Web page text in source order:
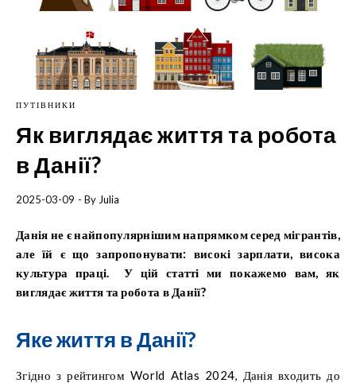
ПУТІВНИКИ
Як виглядає життя та робота
в Данії?
2025-03-09 - By Julia
Данія не є найпопулярнішим напрямком серед мігрантів,
але їй є що запропонувати: високі зарплати, висока
культура праці. У цій статті ми покажемо вам, як
виглядає життя та робота в Данії?
Яке життя в Данії?
Згідно з рейтингом World Atlas 2024, Данія входить до